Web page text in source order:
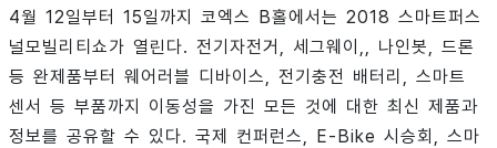
4월 12일부터 15일까지 코엑스 B홀에서는 2018 스마트퍼스
널모빌리티쇼가 열린다. 전기자전거, 세그웨이,, 나인봇, 드론
등 완제품부터 웨어러블 디바이스, 전기충전 배터리, 스마트
센서 등 부품까지 이동성을 가진 모든 것에 대한 최신 제품과
정보를 공유할 수 있다. 국제 컨퍼런스, E-Bike 시승회, 스마